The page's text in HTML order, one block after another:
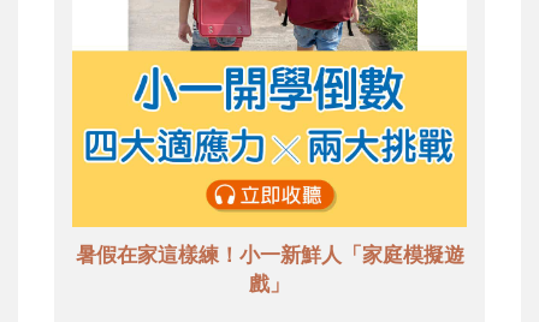
暑假在家這樣練！小一新鮮人「家庭模擬遊
戲」